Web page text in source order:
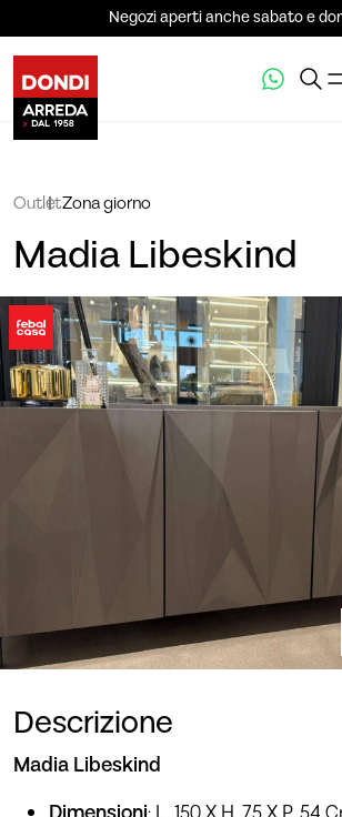
Negozi aperti anche sabato e
OutletZona giorno
Madia Libeskind
Descrizione
Madia Libeskind